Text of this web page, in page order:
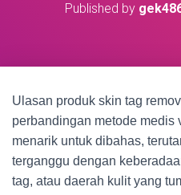
Published by
Ulasan produk skin tag
perbandingan metode medis
menarik untuk dibahas,
terganggu dengan
tag, atau daerah kulit yang